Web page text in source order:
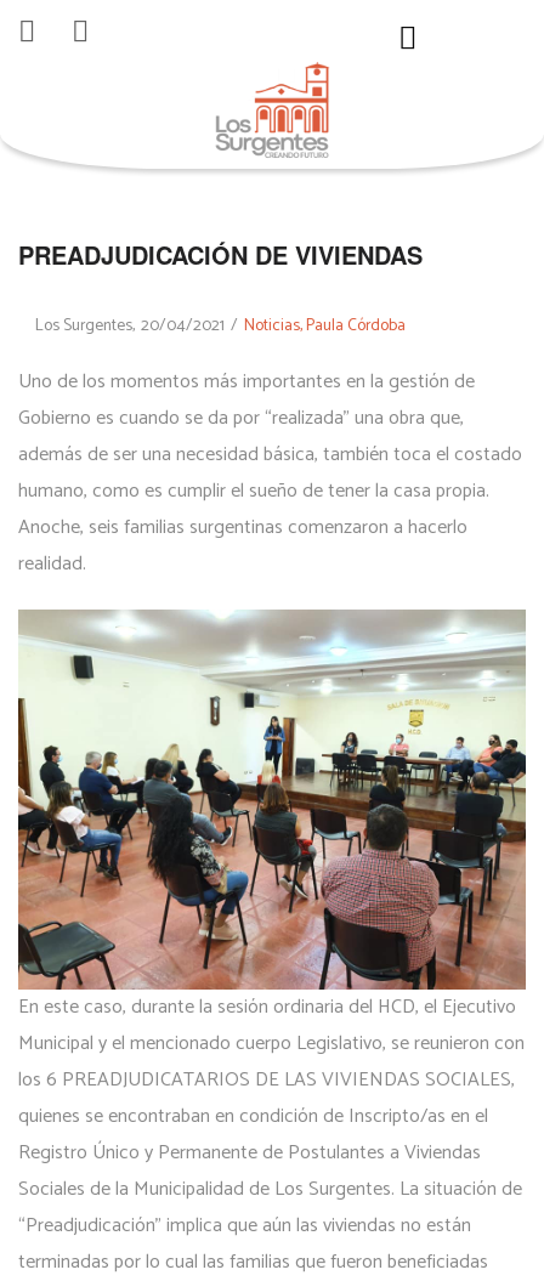
PREADJUDICACIÓN DE VIVIENDAS
Los Surgentes 20/04/2021 Noticias Paula Córdoba
Uno de los momentos más importantes en la gestión de
Gobierno es cuando se da por “realizada” una obra que,
además de ser una necesidad básica, también toca el costado
humano, como es cumplir el sueño de tener la casa propia.
Anoche, seis familias surgentinas comenzaron a hacerlo
realidad.
En este caso, durante la sesión ordinaria del HCD, el Ejecutivo
Municipal y el mencionado cuerpo Legislativo, se reunieron con
los 6 PREADJUDICATARIOS DE LAS VIVIENDAS SOCIALES,
quienes se encontraban en condición de Inscripto/as en el
Registro Único y Permanente de Postulantes a Viviendas
Sociales de la Municipalidad de Los Surgentes. La situación de
“Preadjudicación” implica que aún las viviendas no están
terminadas por lo cual las familias que fueron beneficiadas